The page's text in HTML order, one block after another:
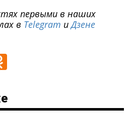
первыми в наших
в Telegram иДзене